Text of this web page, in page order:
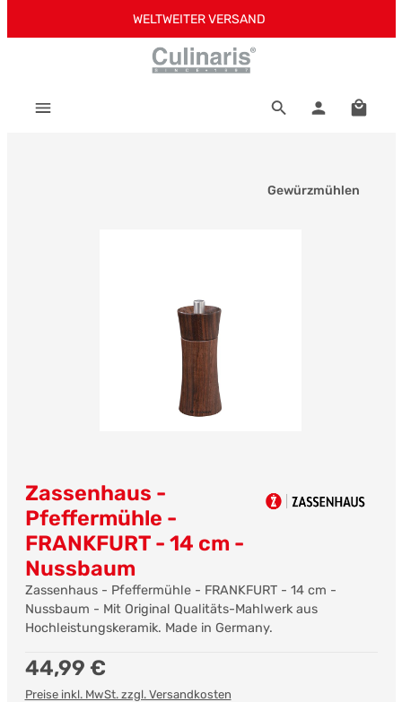
Zum Hauptinhalt springenWELTWEITER VERSAND
Gewürzmühlen
Zassenhaus -
Pfeffermühle -
FRANKFURT - 14 cm -
Nussbaum
Zassenhaus - Pfeffermühle - FRANKFURT - 14 cm -
Nussbaum - Mit Original Qualitäts-Mahlwerk aus
Hochleistungskeramik. Made in Germany.
Regulärer Preis:
44,99 €
Preise inkl. MwSt. zzgl. Versandkosten